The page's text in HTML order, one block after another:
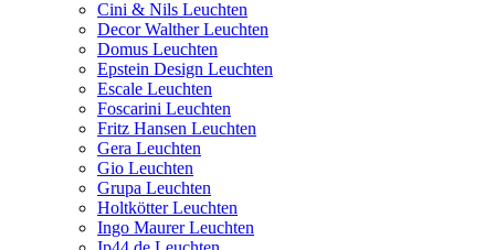
Cini & Nils Leuchten
Decor Walther Leuchten
Domus Leuchten
Epstein Design Leuchten
Escale Leuchten
Foscarini Leuchten
Fritz Hansen Leuchten
Gera Leuchten
Gio Leuchten
Grupa Leuchten
Holtkötter Leuchten
Ingo Maurer Leuchten